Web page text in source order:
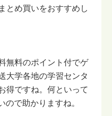
とめ買いをおすすめし
無料のポイント付でゲ
大学各地の学習センタ
得ですね。何といって
ので助かりますね。